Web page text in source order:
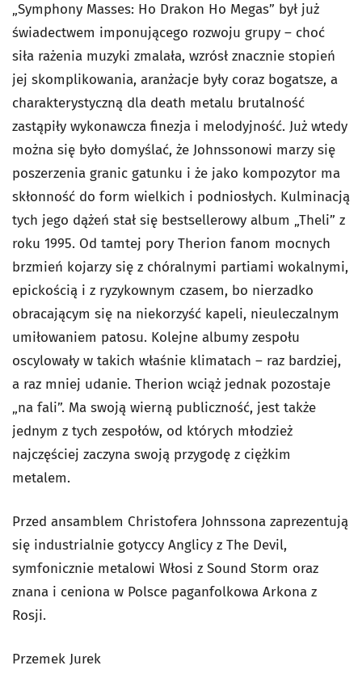
„Symphony Masses: Ho Drakon Ho Megas” był już
świadectwem imponującego rozwoju grupy – choć
siła rażenia muzyki zmalała, wzrósł znacznie stopień
jej skomplikowania, aranżacje były coraz bogatsze, a
charakterystyczną dla death metalu brutalność
zastąpiły wykonawcza finezja i melodyjność. Już wtedy
można się było domyślać, że Johnssonowi marzy się
poszerzenia granic gatunku i że jako kompozytor ma
skłonność do form wielkich i podniosłych. Kulminacją
tych jego dążeń stał się bestsellerowy album „Theli” z
roku 1995. Od tamtej pory Therion fanom mocnych
brzmień kojarzy się z chóralnymi partiami wokalnymi,
epickością i z ryzykownym czasem, bo nierzadko
obracającym się na niekorzyść kapeli, nieuleczalnym
umiłowaniem patosu. Kolejne albumy zespołu
oscylowały w takich właśnie klimatach – raz bardziej,
a raz mniej udanie. Therion wciąż jednak pozostaje
„na fali”. Ma swoją wierną publiczność, jest także
jednym z tych zespołów, od których młodzież
najczęściej zaczyna swoją przygodę z ciężkim
metalem.
Przed ansamblem Christofera Johnssona zaprezentują
się industrialnie gotyccy Anglicy z The Devil,
symfonicznie metalowi Włosi z Sound Storm oraz
znana i ceniona w Polsce paganfolkowa Arkona z
Rosji.
Przemek Jurek